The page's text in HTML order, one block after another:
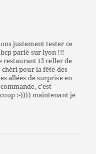
justement tester ce
parlé sur lyon !!!
restaurant El celler de
chéri pour la fête des
allées de surprise en
c'est
:-)))) maintenant je